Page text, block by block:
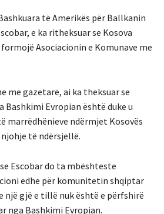
të Amerikës për Ballkanin
e ka ritheksuar se Kosova
Asociacionin e Komunave me
me gazetarë, ai ka theksuar se
Bashkimi Evropian është duke u
marrëdhënieve ndërmjet Kosovës
njohje të ndërsjellë.
Escobar do ta mbështeste
edhe për komunitetin shqiptar
një gjë e tillë nuk është e përfshirë
nga Bashkimi Evropian.